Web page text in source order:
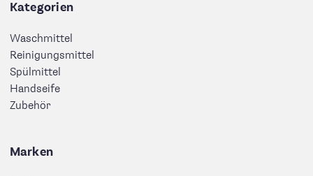
Kategorien
Waschmittel
Reinigungsmittel
Spülmittel
Handseife
Zubehör
Marken